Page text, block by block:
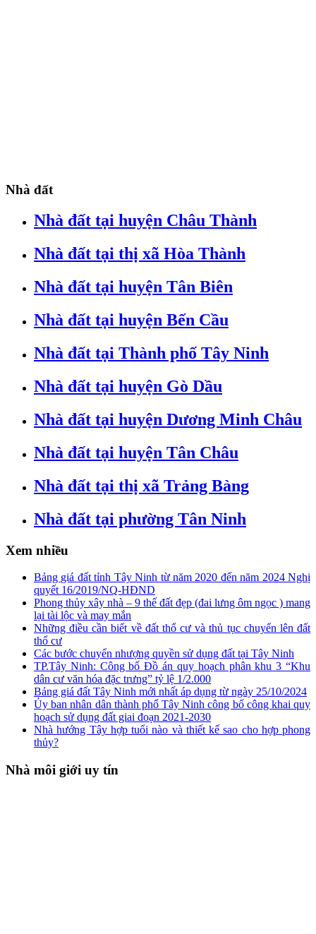
Nhà đất
Nhà đất tại huyện Châu Thành
Nhà đất tại thị xã Hòa Thành
Nhà đất tại huyện Tân Biên
Nhà đất tại huyện Bến Cầu
Nhà đất tại Thành phố Tây Ninh
Nhà đất tại huyện Gò Dầu
Nhà đất tại huyện Dương Minh Châu
Nhà đất tại huyện Tân Châu
Nhà đất tại thị xã Trảng Bàng
Nhà đất tại phường Tân Ninh
Xem nhiều
Bảng giá đất tỉnh Tây Ninh từ năm 2020 đến năm 2024 Nghị
quyết 16/2019/NQ-HĐND
Phong thủy xây nhà – 9 thế đất đẹp (đai lưng ôm ngọc ) mang
lại tài lộc và may mắn
Những điều cần biết về đất thổ cư và thủ tục chuyển lên đất
thổ cư
Các bước chuyển nhượng quyền sử dụng đất tại Tây Ninh
TP.Tây Ninh: Công bố Đồ án quy hoạch phân khu 3 “Khu
dân cư văn hóa đặc trưng” tỷ lệ 1/2.000
Bảng giá đất Tây Ninh mới nhất áp dụng từ ngày 25/10/2024
Ủy ban nhân dân thành phố Tây Ninh công bố công khai quy
hoạch sử dụng đất giai đoạn 2021-2030
Nhà hướng Tây hợp tuổi nào và thiết kế sao cho hợp phong
thủy?
Nhà môi giới uy tín